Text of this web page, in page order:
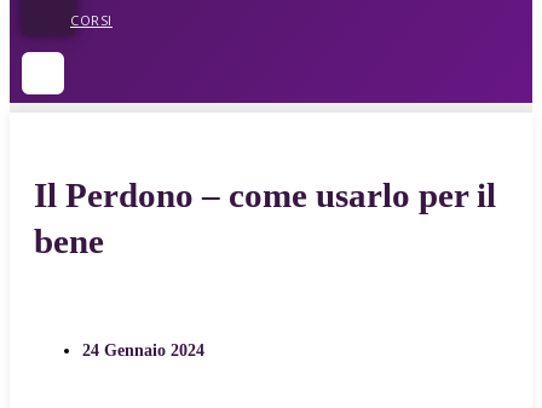
CORSI
Il Perdono – come usarlo per il
bene
24 Gennaio 2024